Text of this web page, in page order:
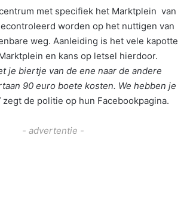
met specifiek het Marktplein van
worden op het nuttigen van
weg. Aanleiding is het vele kapotte
en kans op letsel hierdoor.
je biertje van de ene naar de andere
90 euro boete kosten. We hebben je
zegt de politie op hun Facebookpagina.
- advertentie -